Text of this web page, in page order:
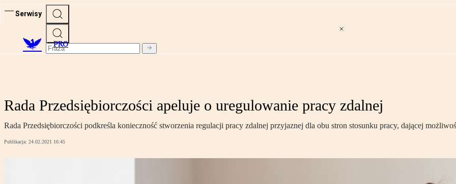
Serwisy
PRO
Rada Przedsiębiorczości apeluje o uregulowanie pracy zdalnej
Rada Przedsiębiorczości podkreśla konieczność stworzenia regulacji pracy zdalnej przyjaznej dla obu stron stosunku pracy, dającej
Publikacja: 24.02.2021 16:45